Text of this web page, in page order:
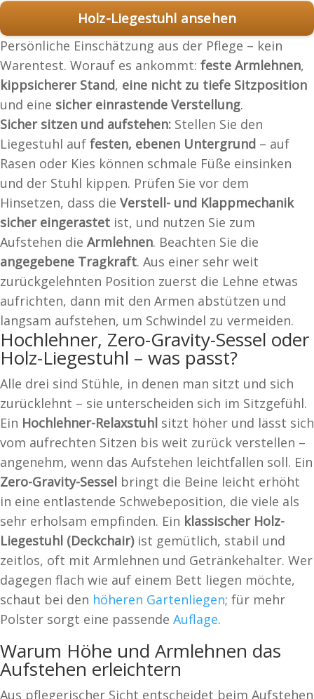
Holz-Liegestuhl ansehen
Persönliche Einschätzung aus der Pflege – kein
Warentest. Worauf es ankommt: feste Armlehnen,
kippsicherer Stand, eine nicht zu tiefe Sitzposition
und eine sicher einrastende Verstellung.
Sicher sitzen und aufstehen: Stellen Sie den
Liegestuhl auf festen, ebenen Untergrund – auf
Rasen oder Kies können schmale Füße einsinken
und der Stuhl kippen. Prüfen Sie vor dem
Hinsetzen, dass die Verstell- und Klappmechanik
sicher eingerastet ist, und nutzen Sie zum
Aufstehen die Armlehnen. Beachten Sie die
angegebene Tragkraft. Aus einer sehr weit
zurückgelehnten Position zuerst die Lehne etwas
aufrichten, dann mit den Armen abstützen und
langsam aufstehen, um Schwindel zu vermeiden.
Hochlehner, Zero-Gravity-Sessel oder
Holz-Liegestuhl – was passt?
Alle drei sind Stühle, in denen man sitzt und sich
zurücklehnt – sie unterscheiden sich im Sitzgefühl.
Ein Hochlehner-Relaxstuhl sitzt höher und lässt sich
vom aufrechten Sitzen bis weit zurück verstellen –
angenehm, wenn das Aufstehen leichtfallen soll. Ein
Zero-Gravity-Sessel bringt die Beine leicht erhöht
in eine entlastende Schwebeposition, die viele als
sehr erholsam empfinden. Ein klassischer Holz-
Liegestuhl (Deckchair)ist gemütlich, stabil und
zeitlos, oft mit Armlehnen und Getränkehalter. Wer
dagegen flach wie auf einem Bett liegen möchte,
schaut bei den höheren Gartenliegen; für mehr
Polster sorgt eine passende Auflage.
Warum Höhe und Armlehnen das
Aufstehen erleichtern
Aus pflegerischer Sicht entscheidet beim Aufstehen